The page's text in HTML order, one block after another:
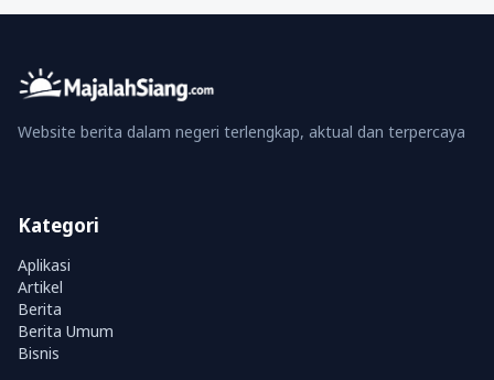
Website berita dalam negeri terlengkap, aktual dan terpercaya
Kategori
Aplikasi
Artikel
Berita
Berita Umum
Bisnis